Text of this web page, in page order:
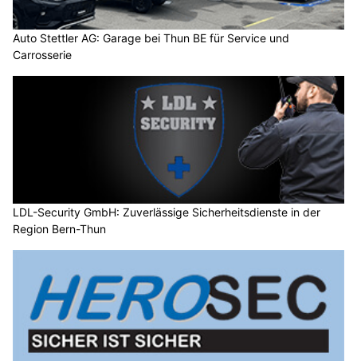
Auto Stettler AG: Garage bei Thun BE für Service und
Carrosserie
LDL-Security GmbH: Zuverlässige Sicherheitsdienste in der
Region Bern-Thun